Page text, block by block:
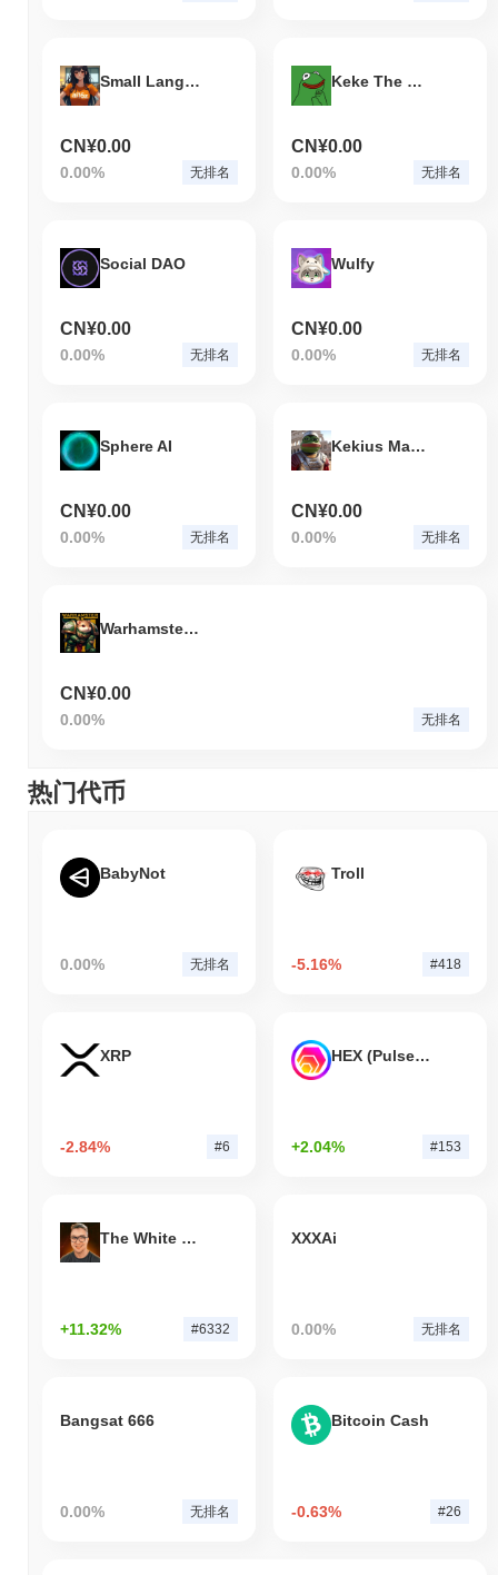
Small Language Model
CN¥0.00
0.00% 无排名
Keke The Frog
CN¥0.00
0.00% 无排名
Social DAO
CN¥0.00
0.00% 无排名
Wulfy
CN¥0.00
0.00% 无排名
Sphere AI
CN¥0.00
0.00% 无排名
Kekius Maximus (kekiustoken.vip)
CN¥0.00
0.00% 无排名
Warhamster 4k
CN¥0.00
0.00% 无排名
热门代币
BabyNot
0.00% 无排名
Troll
-5.16% #418
XRP
-2.84% #6
HEX (Pulsechain)
+2.04% #153
The White Bull
+11.32% #6332
XXXAi
0.00% 无排名
Bangsat 666
0.00% 无排名
Bitcoin Cash
-0.63% #26